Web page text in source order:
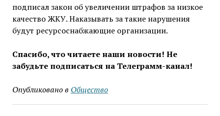
подписал закон об увеличении штрафов за низкое
качество ЖКУ. Наказывать за такие нарушения
будут ресурсоснабжающие организации.
Спасибо, что читаете наши новости! Не
забудьте подписаться на Телеграмм-канал!
Опубликовано в Общество